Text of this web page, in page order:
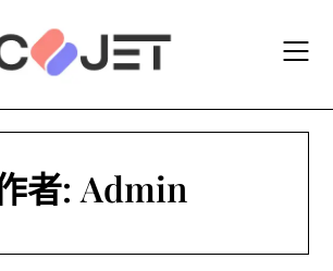
者: Admin